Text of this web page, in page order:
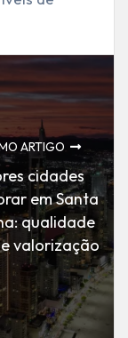
ARTIGO
cidades
em Santa
qualidade
valorização